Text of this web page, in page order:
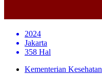
2024
Jakarta
358 Hal
Kementerian Kesehatan